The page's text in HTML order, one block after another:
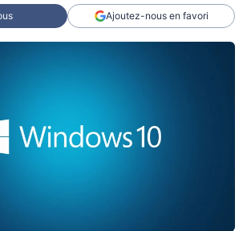
Ajoutez-nous en favori